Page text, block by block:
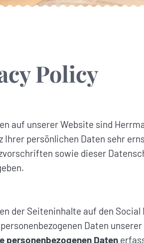
Policy
auf unserer Website sind
persönlichen Daten sehr
sowie dieser
der Seiteninhalte auf den
Daten
personenbezogenen Daten